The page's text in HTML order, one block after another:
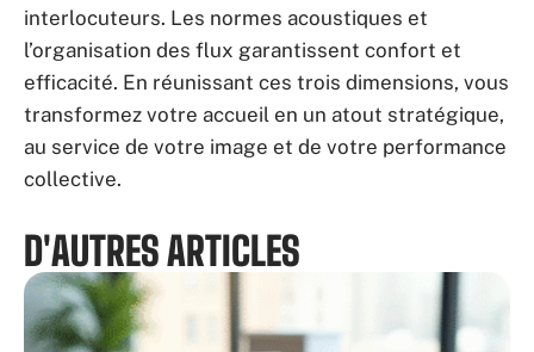
interlocuteurs. Les normes acoustiques et
l’organisation des flux garantissent confort et
efficacité. En réunissant ces trois dimensions, vous
transformez votre accueil en un atout stratégique,
au service de votre image et de votre performance
collective.
D'AUTRES ARTICLES